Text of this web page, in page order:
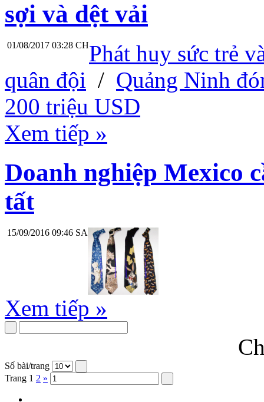
sợi và dệt vải
01/08/2017 03:28 CHPhát huy sức trẻ
quân đội / Quảng Ninh
200 triệu USD
Xem tiếp »
Doanh nghiệp Mexico
tất
15/09/2016 09:46 SA
Xem tiếp »
Số bài/trang
Trang 1 2 »